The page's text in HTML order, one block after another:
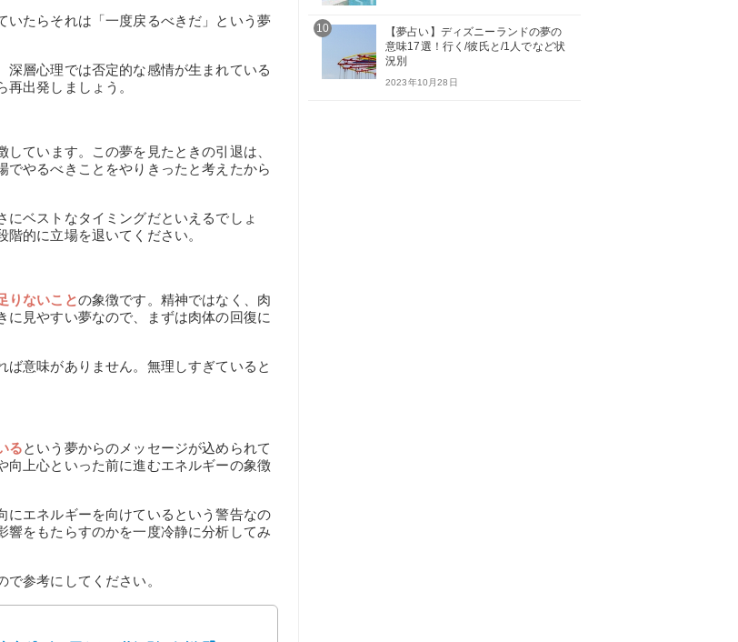
いたらそれは「一度戻るべきだ」という夢
層心理では否定的な感情が生まれている
出発しましょう。
しています。この夢を見たときの引退は、
やるべきことをやりきったと考えたから
ベストなタイミングだといえるでしょ
的に立場を退いてください。
りないことの象徴です。精神ではなく、肉
見やすい夢なので、まずは肉体の回復に
意味がありません。無理しすぎていると
るという夢からのメッセージが込められて
向上心といった前に進むエネルギーの象徴
にエネルギーを向けているという警告なの
響をもたらすのかを一度冷静に分析してみ
参考にしてください。
10
【夢占い】ディズニーランドの夢の
意味17選！行く/彼氏と/1人でなど状
況別
2023年10月28日